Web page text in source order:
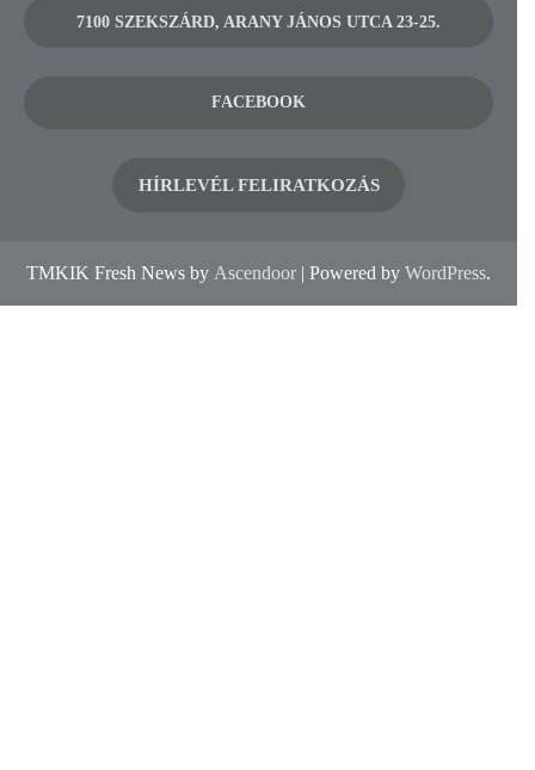
7100 SZEKSZÁRD, ARANY JÁNOS UTCA 23-25.
FACEBOOK
HÍRLEVÉL FELIRATKOZÁS
TMKIK Fresh News by Ascendoor | Powered by WordPress.